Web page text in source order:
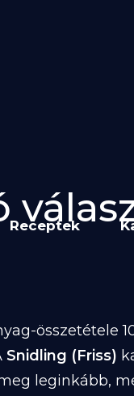
Receptek
összetétele
Snidling (Friss)
leginkább,